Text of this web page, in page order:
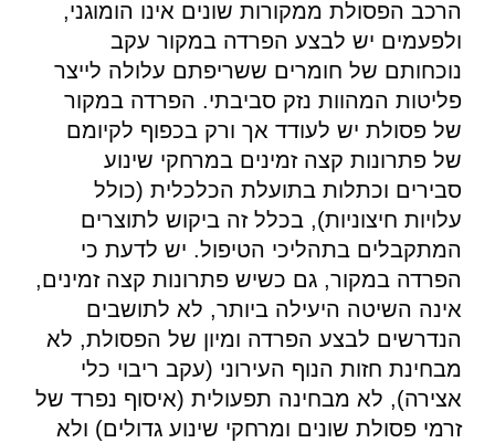
הרכב הפסולת ממקורות שונים אינו הומוגני,
ולפעמים יש לבצע הפרדה במקור עקב
נוכחותם של חומרים ששריפתם עלולה לייצר
פליטות המהוות נזק סביבתי. הפרדה במקור
של פסולת יש לעודד אך ורק בכפוף לקיומם
של פתרונות קצה זמינים במרחקי שינוע
סבירים וכתלות בתועלת הכלכלית (כולל
עלויות חיצוניות), בכלל זה ביקוש לתוצרים
המתקבלים בתהליכי הטיפול. יש לדעת כי
הפרדה במקור, גם כשיש פתרונות קצה זמינים,
אינה השיטה היעילה ביותר, לא לתושבים
הנדרשים לבצע הפרדה ומיון של הפסולת, לא
מבחינת חזות הנוף העירוני (עקב ריבוי כלי
אצירה), לא מבחינה תפעולית (איסוף נפרד של
זרמי פסולת שונים ומרחקי שינוע גדולים) ולא